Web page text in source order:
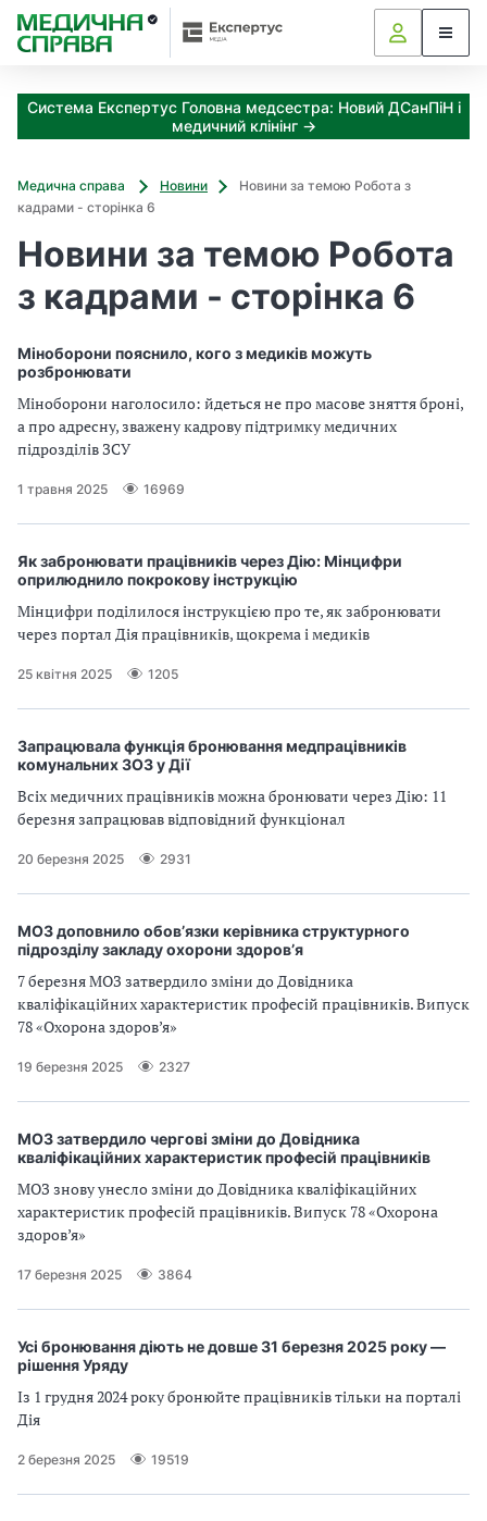
Система Експертус Головна медсестра: Новий ДСанПіН і
медичний клінінг →
Медична справа Новини
Новини за темою Робота з
кадрами - сторінка 6
Новини за темою Робота
з кадрами - сторінка 6
Міноборони пояснило, кого з медиків можуть
розбронювати
Міноборони наголосило: йдеться не про масове зняття броні,
а про адресну, зважену кадрову підтримку медичних
підрозділів ЗСУ
1 травня 2025 16969
Як забронювати працівників через Дію: Мінцифри
оприлюднило покрокову інструкцію
Мінцифри поділилося інструкцією про те, як забронювати
через портал Дія працівників, щокрема і медиків
25 квітня 2025 1205
Запрацювала функція бронювання медпрацівників
комунальних ЗОЗ у Дії
Всіх медичних працівників можна бронювати через Дію: 11
березня запрацював відповідний функціонал
20 березня 2025 2931
МОЗ доповнило обов’язки керівника структурного
підрозділу закладу охорони здоров’я
7 березня МОЗ затвердило зміни до Довідника
кваліфікаційних характеристик професій працівників. Випуск
78 «Охорона здоров’я»
19 березня 2025 2327
МОЗ затвердило чергові зміни до Довідника
кваліфікаційних характеристик професій працівників
МОЗ знову унесло зміни до Довідника кваліфікаційних
характеристик професій працівників. Випуск 78 «Охорона
здоров’я»
17 березня 2025 3864
Усі бронювання діють не довше 31 березня 2025 року —
рішення Уряду
Із 1 грудня 2024 року бронюйте працівників тільки на порталі
Дія
2 березня 2025 19519
З
а
к
з
о
и
м
о
о
т
р
и
т
б
л
и
П
Р